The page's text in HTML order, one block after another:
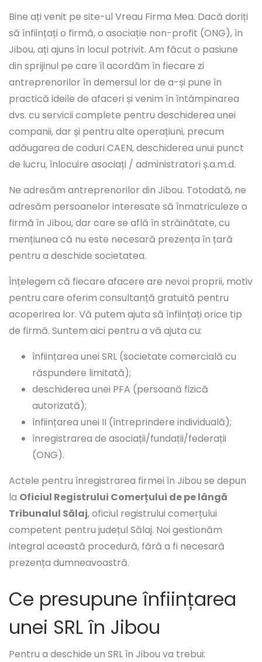
Bine ați venit pe site-ul Vreau Firma Mea. Dacă doriți
să înființați o firmă, o asociație non-profit (ONG), în
Jibou, ați ajuns în locul potrivit. Am făcut o pasiune
din sprijinul pe care îl acordăm în fiecare zi
antreprenorilor în demersul lor de a-și pune în
practică ideile de afaceri și venim în întâmpinarea
dvs. cu servicii complete pentru deschiderea unei
companii, dar și pentru alte operațiuni, precum
adăugarea de coduri CAEN, deschiderea unui punct
de lucru, înlocuire asociați / administratori ș.a.m.d.
Ne adresăm antreprenorilor din Jibou. Totodată, ne
adresăm persoanelor interesate să înmatriculeze o
firmă în Jibou, dar care se află în străinătate, cu
mențiunea că nu este necesară prezența în țară
pentru a deschide societatea.
Înțelegem că fiecare afacere are nevoi proprii, motiv
pentru care oferim consultanță gratuită pentru
acoperirea lor. Vă putem ajuta să înființați orice tip
de firmă. Suntem aici pentru a vă ajuta cu:
înființarea unei SRL (societate comercială cu
răspundere limitată);
deschiderea unei PFA (persoană fizică
autorizată);
înființarea unei II (întreprindere individuală);
înregistrarea de asociații/fundații/federații
(ONG).
Actele pentru înregistrarea firmei în Jibou se depun
la Oficiul Registrului Comerțului de pe lângă
Tribunalul Sălaj, oficiul registrului comerțului
competent pentru județul Sălaj. Noi gestionăm
integral această procedură, fără a fi necesară
prezența dumneavoastră.
Ce presupune înființarea
unei SRL în Jibou
Pentru a deschide un SRL în Jibou va trebui: